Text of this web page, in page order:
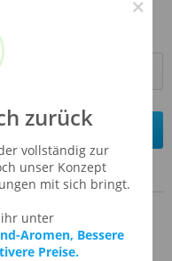
Warenkorb
zum Artikel
×
zurück
vollständig zur
unser Konzept
mit sich bringt.
unter
Aromen, Bessere
Preise.